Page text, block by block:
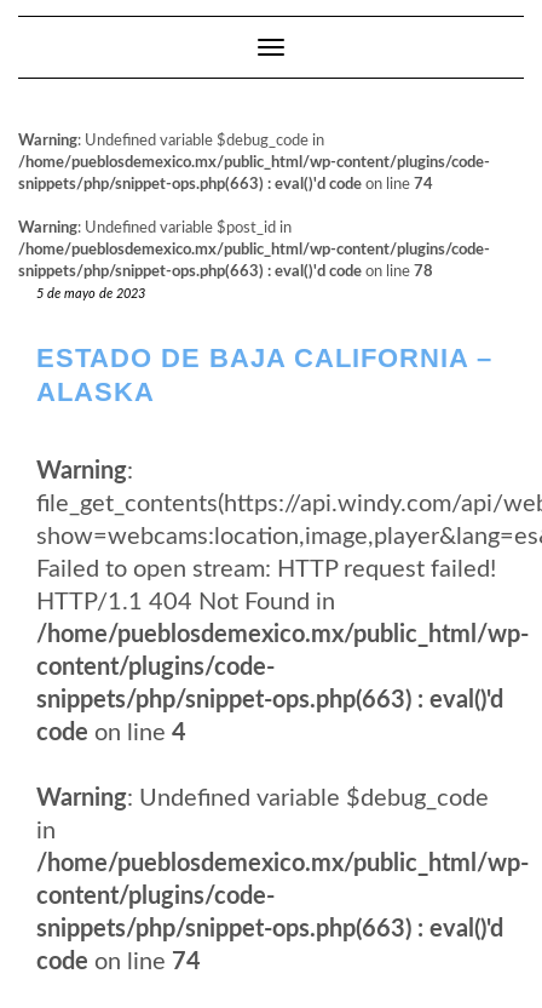
Cambiar modo de navegación
Warning: Undefined variable $debug_code in
/home/pueblosdemexico.mx/public_html/wp-content/plugins/code-
snippets/php/snippet-ops.php(663) : eval()'d code on line 74
Warning: Undefined variable $post_id in
/home/pueblosdemexico.mx/public_html/wp-content/plugins/code-
snippets/php/snippet-ops.php(663) : eval()'d code on line 78
5 de mayo de 2023
ESTADO DE BAJA CALIFORNIA –
ALASKA
Warning:
file_get_contents(https://api.windy.com/api/
Failed to open stream: HTTP request failed!
HTTP/1.1 404 Not Found in
/home/pueblosdemexico.mx/public_html/wp-
content/plugins/code-
snippets/php/snippet-ops.php(663) : eval()'d
code on line 4
Warning: Undefined variable $debug_code
in
/home/pueblosdemexico.mx/public_html/wp-
content/plugins/code-
snippets/php/snippet-ops.php(663) : eval()'d
code on line 74